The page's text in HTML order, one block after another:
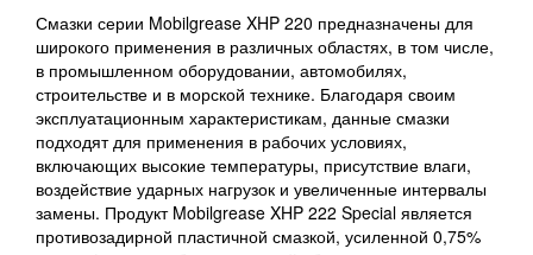
Смазки серии Mobilgrease XHP 220 предназначены для
широкого применения в различных областях, в том числе,
в промышленном оборудовании, автомобилях,
строительстве и в морской технике. Благодаря своим
эксплуатационным характеристикам, данные смазки
подходят для применения в рабочих условиях,
включающих высокие температуры, присутствие влаги,
воздействие ударных нагрузок и увеличенные интервалы
замены. Продукт Mobilgrease XHP 222 Special является
противозадирной пластичной смазкой, усиленной 0,75%